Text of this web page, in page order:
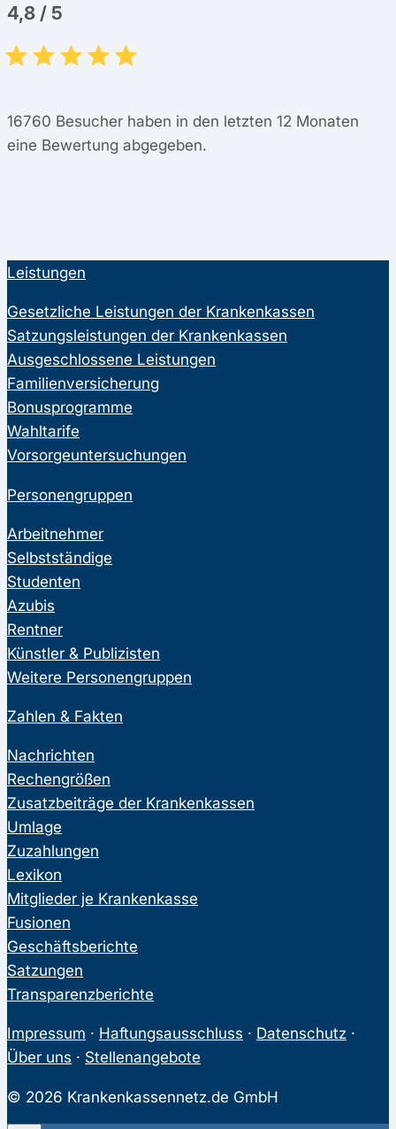
4,8 / 5
16760 Besucher haben in den letzten 12 Monaten
eine Bewertung abgegeben.
Leistungen
Gesetzliche Leistungen der Krankenkassen
Satzungsleistungen der Krankenkassen
Ausgeschlossene Leistungen
Familienversicherung
Bonusprogramme
Wahltarife
Vorsorgeuntersuchungen
Personengruppen
Arbeitnehmer
Selbstständige
Studenten
Azubis
Rentner
Künstler & Publizisten
Weitere Personengruppen
Zahlen & Fakten
Nachrichten
Rechengrößen
Zusatzbeiträge der Krankenkassen
Umlage
Zuzahlungen
Lexikon
Mitglieder je Krankenkasse
Fusionen
Geschäftsberichte
Satzungen
Transparenzberichte
Impressum · Haftungsausschluss · Datenschutz ·
Über uns · Stellenangebote
© 2026 Krankenkassennetz.de GmbH